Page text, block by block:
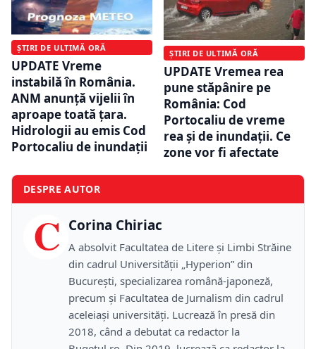
ȘTIRI DE ULTIMĂ ORĂ
UPDATE Vreme
instabilă în România.
ANM anunță vijelii în
aproape toată țara.
Hidrologii au emis Cod
Portocaliu de inundații
ȘTIRI DE ULTIMĂ ORĂ
UPDATE Vremea rea
pune stăpânire pe
România: Cod
Portocaliu de vreme
rea și de inundații. Ce
zone vor fi afectate
DESPRE AUTOR
C Corina Chiriac
A absolvit Facultatea de Litere și Limbi Străine
din cadrul Universității „Hyperion” din
București, specializarea română-japoneză,
precum și Facultatea de Jurnalism din cadrul
aceleiași universități. Lucrează în presă din
2018, când a debutat ca redactor la